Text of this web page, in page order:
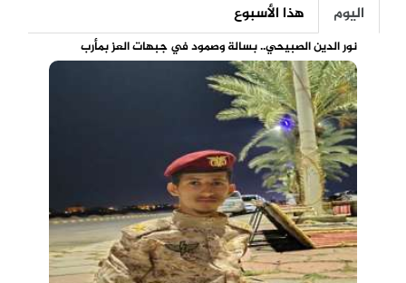
اليوم هذا الأسبوع
نور الدين الصبيحي.. بسالة وصمود في جبهات العز بمأرب